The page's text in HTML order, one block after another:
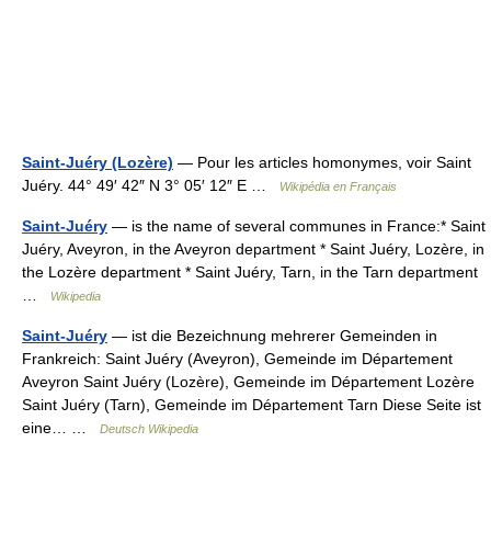
Saint-Juéry (Lozère) — Pour les articles homonymes, voir Saint
Juéry. 44° 49′ 42″ N 3° 05′ 12″ E …
Wikipédia en Français
Saint-Juéry — is the name of several communes in France:* Saint
Juéry, Aveyron, in the Aveyron department * Saint Juéry, Lozère, in
the Lozère department * Saint Juéry, Tarn, in the Tarn department
Wikipedia
Saint-Juéry — ist die Bezeichnung mehrerer Gemeinden in
Frankreich: Saint Juéry (Aveyron), Gemeinde im Département
Aveyron Saint Juéry (Lozère), Gemeinde im Département Lozère
Saint Juéry (Tarn), Gemeinde im Département Tarn Diese Seite ist
eine… …
Deutsch Wikipedia